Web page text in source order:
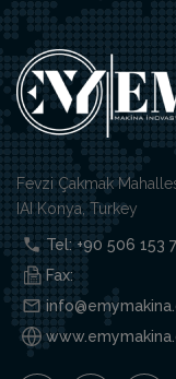
Fevzi Çakmak
IAI Konya, Turkey
Tel: +90 506 153
Fax: